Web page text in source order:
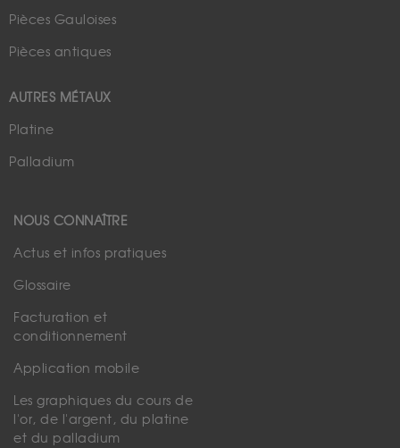
Pièces Gauloises
Pièces antiques
AUTRES MÉTAUX
Platine
Palladium
NOUS CONNAÎTRE
Actus et infos pratiques
Glossaire
Facturation et
conditionnement
Application mobile
Les graphiques du cours de
l'or, de l'argent, du platine
et du palladium